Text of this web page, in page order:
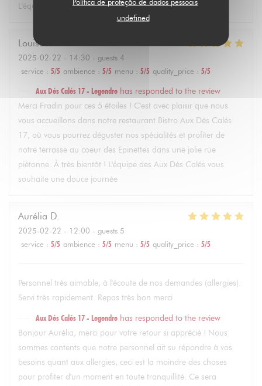
undefined
L'équipe des Aux Dés Calés vous souhaite une jolie journée
Louise F
2025-02-22 - 14:30 - guests 4
service : 5/5 ambience : 5/5 menu : 5/5 quality_price : 5/5
Aux Dés Calés 17 - Legendre has responded to the review
Merci Fradin pour ces 5 étoiles ! C'est avec plaisir que nous
vous accueillons dans notre restaurant Bistro Aux Dés Calés
17, où vous pourrez déguster nos spécialités et profiter de
notre terrasse au coeur des Epinettes dans une jolie rue
piétonne. À très bientôt ! L'équipe des Aux Dés Calés vous
souhaite une douce journée
Aurélia D
2025-02-22 - 12:00 - guests 5
service : 5/5 ambience : 5/5 menu : 5/5 quality_price : 5/5
Personnel très aimable, à l'écoute de nos demandes (allergies).
Servi très rapidement. Repas très bon merci
Aux Dés Calés 17 - Legendre has responded to the review
Bonjour Aurélia, merci pour votre retour si apprécié ! Nous
sommes contents que notre personnel ait su répondre à vos
besoins quant aux allergies, ceci est la moindre des choses
pour profiter d'un moment en toute tranquillité. Ce sera